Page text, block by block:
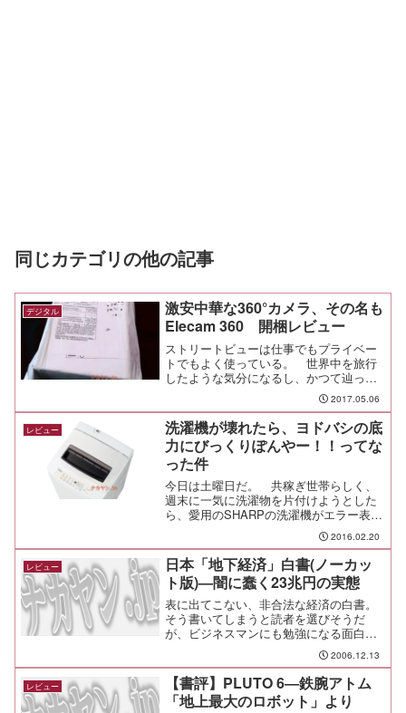
同じカテゴリの他の記事
デジタル
激安中華な360°カメラ、その名も
Elecam 360 開梱レビュー
ストリートビューは仕事でもプライベー
トでもよく使っている。 世界中を旅行
したような気分になるし、かつて辿った
世界中の街を懐かしく思い出したり。
思い出はキレイな写真で残したいけど、
ストリートビューのように周囲の雰囲気
を含めて全部を残すことも...
2017.05.06
レビュー
洗濯機が壊れたら、ヨドバシの底
力にびっくりぽんやー！！ってな
った件
今日は土曜日だ。 共稼ぎ世帯らしく、
週末に一気に洗濯物を片付けようとした
ら、愛用のSHARPの洗濯機がエラー表示
になってしまってどうにも動いてくれな
いので買い換えることにした。買うのは
ヨドバシにしたけど、最近のヨドバシの
底力に本当にびっくり...
2016.02.20
レビュー
日本「地下経済」白書(ノーカッ
ト版)―闇に蠢く23兆円の実態
表に出てこない、非合法な経済の白書。
そう書いてしまうと読者を選びそうだ
が、ビジネスマンにも勉強になる面白い
2006.12.13
レビュー
【書評】PLUTO 6―鉄腕アトム
「地上最大のロボット」より